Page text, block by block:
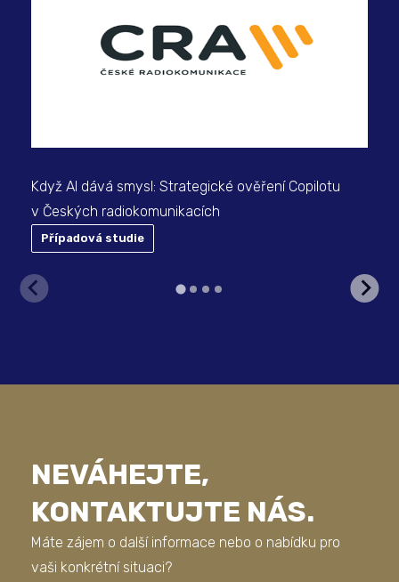
Když AI dává smysl: Strategické ověření Copilotu
v Českých radiokomunikacích
Případová studie
NEVÁHEJTE,
KONTAKTUJTE NÁS.
Máte zájem o další informace nebo o nabídku pro
vaši konkrétní situaci?